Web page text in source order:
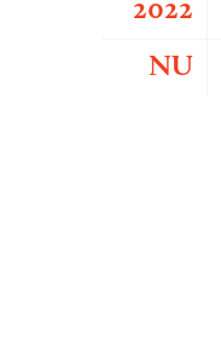
2022
NU